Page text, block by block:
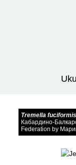
Tremella fuciformis
Кабардино-
Federation by